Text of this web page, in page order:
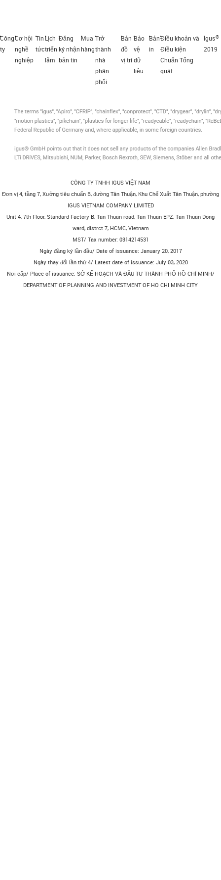
Công
ty
Cơ hội
nghề
nghiệp
Tin
tức
Lịch
triển
lãm
Đăng
ký nhận
bản tin
Mua
hàng
Trở
thành
nhà
phân
phối
Bản
đồ
vị trí
Bảo
vệ
dữ
liệu
Bản
in
Điều khoản và
Điều kiện
Chuẩn Tổng
quát
igus®
2019
CÔNG TY TNHH IGUS VIỆT NAM
Đơn vị 4, tầng 7, Xưởng tiêu chuẩn B, đường Tân Thuận, Khu Chế Xuất Tân Thuận, phường
IGUS VIETNAM COMPANY LIMITED
Unit 4, 7th Floor, Standard Factory B, Tan Thuan road, Tan Thuan EPZ, Tan Thuan Dong
ward, distrct 7, HCMC, Vietnam
MST/ Tax number: 0314214531
Ngày đăng ký lần đầu/ Date of issuance: January 20, 2017
Ngày thay đổi lần thứ 4/ Latest date of issuance: July 03, 2020
Nơi cấp/ Place of issuance: SỞ KẾ HOẠCH VÀ ĐẦU TƯ THÀNH PHỐ HỒ CHÍ MINH/
DEPARTMENT OF PLANNING AND INVESTMENT OF HO CHI MINH CITY